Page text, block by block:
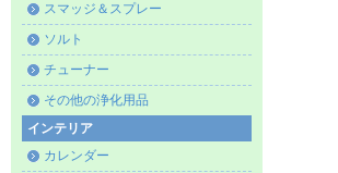
スマッジ＆スプレー
ソルト
チューナー
その他の浄化用品
インテリア
カレンダー